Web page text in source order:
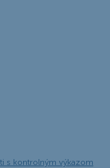
s kontrolným výkazom